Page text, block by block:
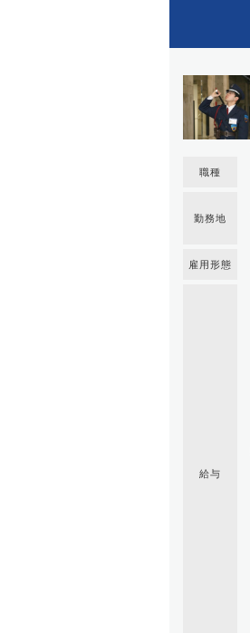
職種
勤務地
雇用形態
給与